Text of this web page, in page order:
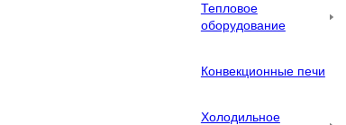
Тепловое
оборудование
Конвекционные печи
Холодильное